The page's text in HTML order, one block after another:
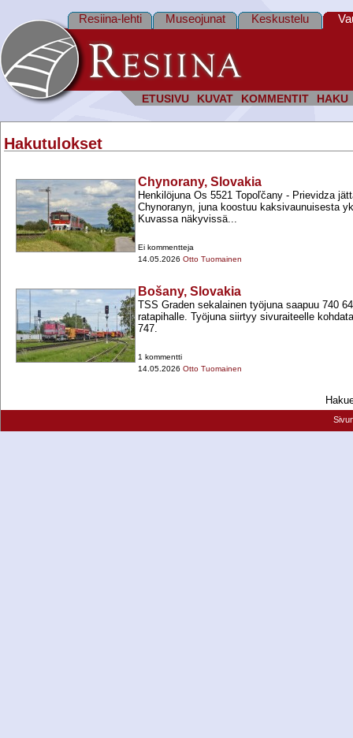
ETUSIVU KUVAT KOMMENTIT HAKU
Resiina-lehti Museojunat Keskustelu
Hakutulokset
Chynorany, Slovakia
Henkilöjuna Os 5521 Topoľčany -​ Prievidza
Chynoranyn, juna koostuu kaksivaunuisesta
Kuvassa näkyvissä...
Ei kommentteja
14.05.2026 Otto Tuomainen
Bošany, Slovakia
TSS Graden sekalainen työjuna saapuu 740
ratapihalle. Työjuna siirtyy sivuraiteelle
747.
1 kommentti
14.05.2026 Otto Tuomainen